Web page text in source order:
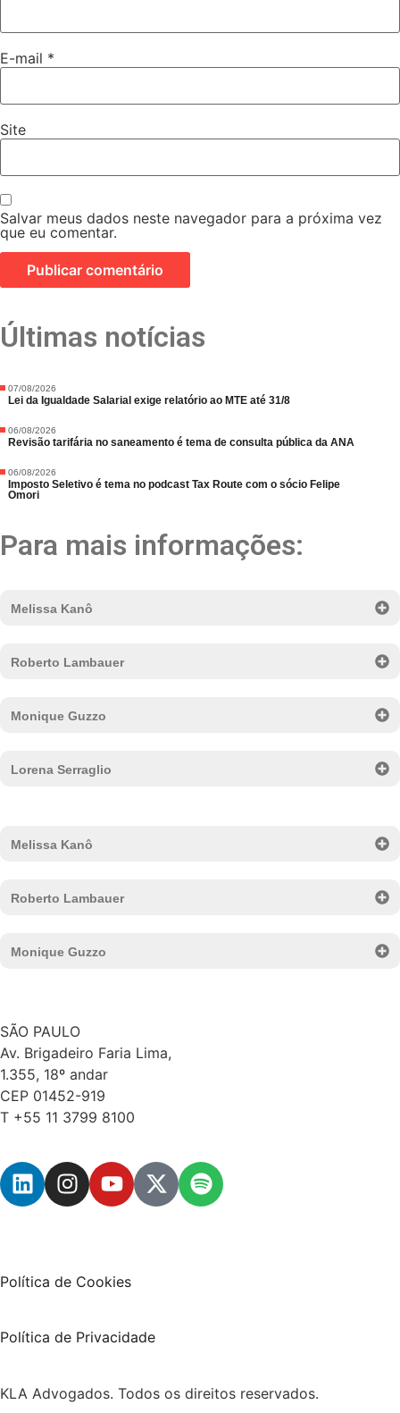
E-mail *
Site
Salvar meus dados neste navegador para a próxima vez
que eu comentar.
Últimas notícias
07/08/2026
Lei da Igualdade Salarial exige relatório ao MTE até 31/8
06/08/2026
Revisão tarifária no saneamento é tema de consulta pública da ANA
06/08/2026
Imposto Seletivo é tema no podcast Tax Route com o sócio Felipe
Omori
Para mais informações:
Melissa Kanô
Roberto Lambauer
Monique Guzzo
Lorena Serraglio
Melissa Kanô
Roberto Lambauer
Monique Guzzo
SÃO PAULO
Av. Brigadeiro Faria Lima,
1.355, 18º andar
CEP 01452-919
T +55 11 3799 8100
Política de Cookies
Política de Privacidade
KLA Advogados. Todos os direitos reservados.